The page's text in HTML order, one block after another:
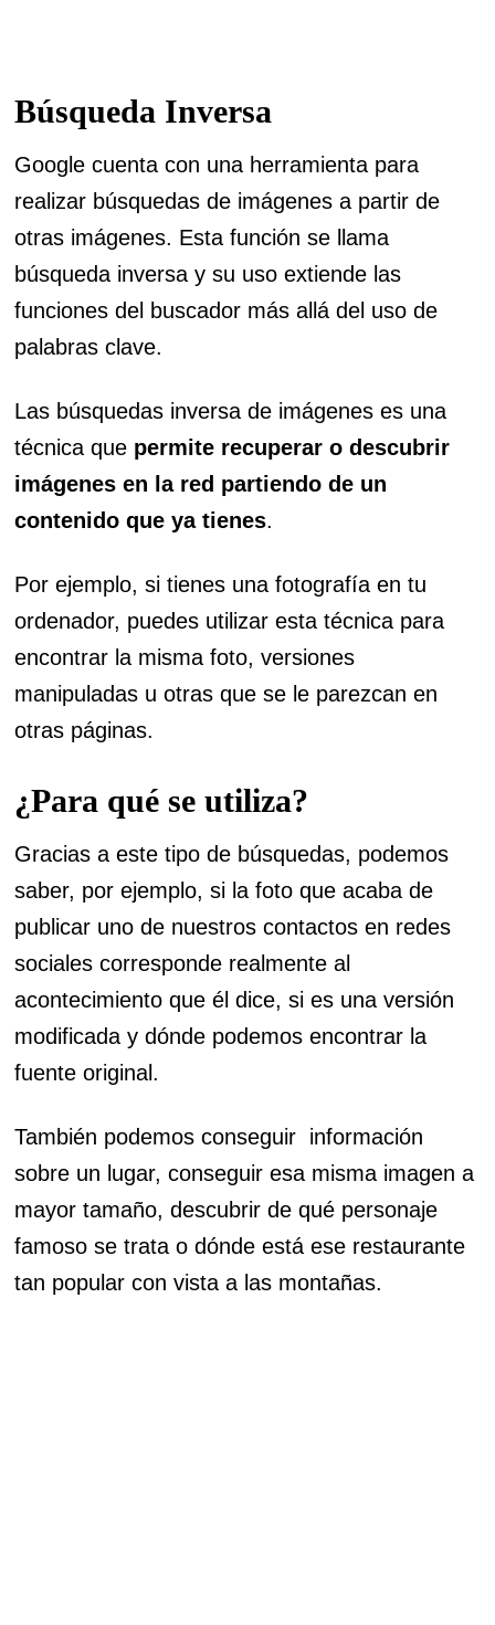
Búsqueda Inversa
Google cuenta con una herramienta para
realizar búsquedas de imágenes a partir de
otras imágenes. Esta función se llama
búsqueda inversa y su uso extiende las
funciones del buscador más allá del uso de
palabras clave.
Las búsquedas inversa de imágenes es una
técnica que permite recuperar o descubrir
imágenes en la red partiendo de un
contenido que ya tienes.
Por ejemplo, si tienes una fotografía en tu
ordenador, puedes utilizar esta técnica para
encontrar la misma foto, versiones
manipuladas u otras que se le parezcan en
otras páginas.
¿Para qué se utiliza?
Gracias a este tipo de búsquedas, podemos
saber, por ejemplo, si la foto que acaba de
publicar uno de nuestros contactos en redes
sociales corresponde realmente al
acontecimiento que él dice, si es una versión
modificada y dónde podemos encontrar la
fuente original.
También podemos conseguir información
sobre un lugar, conseguir esa misma imagen a
mayor tamaño, descubrir de qué personaje
famoso se trata o dónde está ese restaurante
tan popular con vista a las montañas.